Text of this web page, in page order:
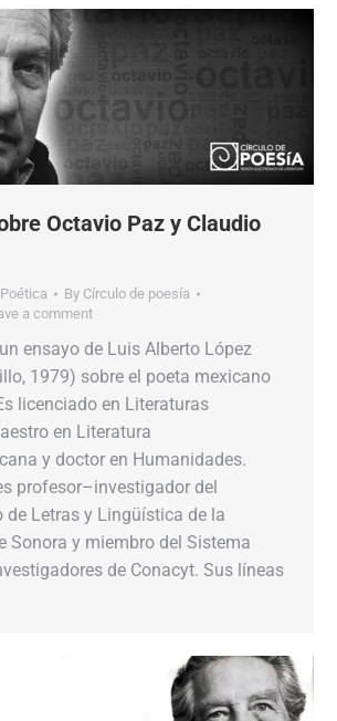
Octavio Paz y Claudio
Poética By Círculo de poesía
a comment
ensayo de Luis Alberto López
1979) sobre el poeta mexicano
licenciado en Literaturas
en Literatura
y doctor en Humanidades.
profesor–investigador del
de Letras y Lingüística de la
Sonora y miembro del Sistema
de Conacyt. Sus líneas